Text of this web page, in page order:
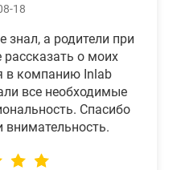
18
знал, а родители при
о моих
в компанию Inlab
все необходимые
Спасибо
внимательность.